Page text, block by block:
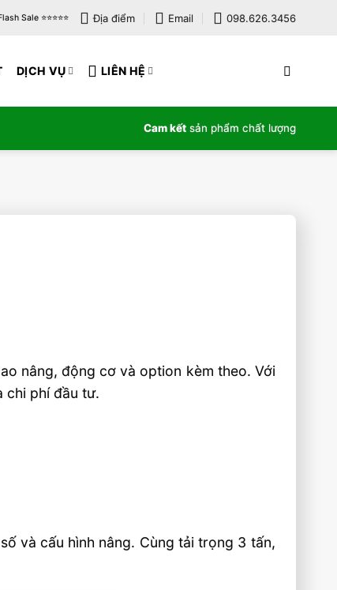
Sale ⭐️⭐️⭐️⭐️⭐️ Địa điểm Email 098.626.3456
DỊCH VỤ LIÊN HỆ
Cam kết sản phẩm chất lượng
nâng, động cơ và option kèm theo. Với
chi phí đầu tư.
và cấu hình nâng. Cùng tải trọng 3 tấn,